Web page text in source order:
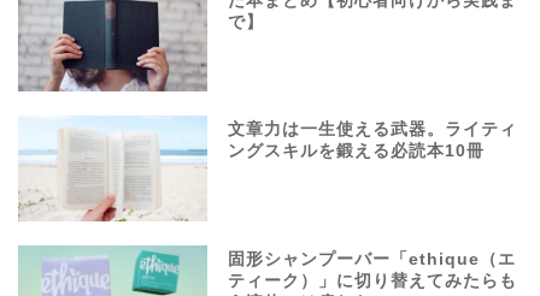
で】
文章力は一生使える武器。ライティ
ングスキルを鍛える必読本10冊
固形シャンプーバー「ethique（エ
ティーク）」に切り替えてみたらも